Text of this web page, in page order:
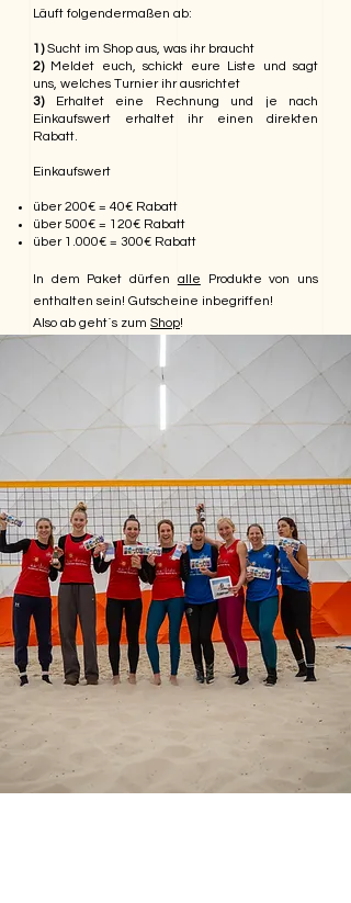
Läuft folgendermaßen ab:
1)Sucht im Shop aus, was ihr braucht
2)Meldet euch, schickt eure Liste und sagt
uns, welches Turnier ihr ausrichtet
3)Erhaltet eine Rechnung und je nach
Einkaufswert erhaltet ihr einen direkten
Rabatt.
Einkaufswert
über 200€ = 40€ Rabatt
über 500€ = 120€ Rabatt
über 1.000€ = 300€ Rabatt
In dem Paket dürfen alle Produkte von uns
enthalten sein! Gutscheine inbegriffen!
Also ab geht´s zum Shop!